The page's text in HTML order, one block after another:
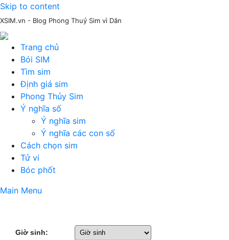
Skip to content
XSIM.vn - Blog Phong Thuỷ Sim vì Dân
Trang chủ
Bói SIM
Tìm sim
Định giá sim
Phong Thủy Sim
Ý nghĩa số
Ý nghĩa sim
Ý nghĩa các con số
Cách chọn sim
Tử vi
Bóc phốt
Main Menu
Giờ sinh: